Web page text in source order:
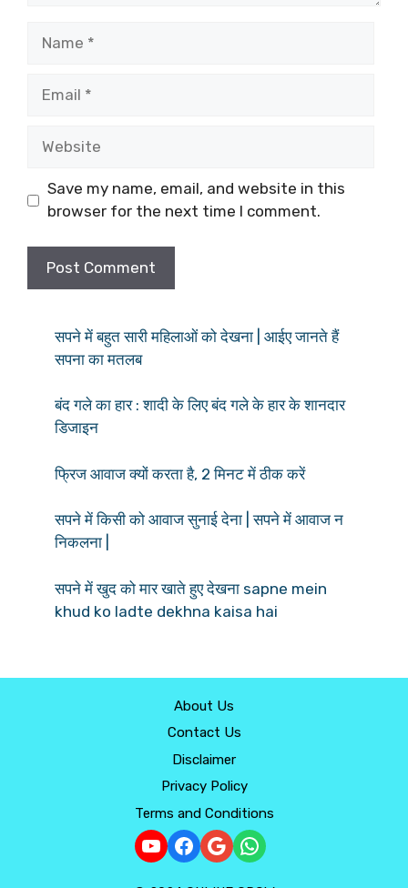
Save my name, email, and website in this
browser for the next time I comment.
सपने में बहुत सारी महिलाओं को देखना | आईए जानते हैं
सपना का मतलब
बंद गले का हार : शादी के लिए बंद गले के हार के शानदार
डिजाइन
फ्रिज आवाज क्यों करता है, 2 मिनट में ठीक करें
सपने में किसी को आवाज सुनाई देना | सपने में आवाज न
निकलना |
सपने में खुद को मार खाते हुए देखना sapne mein
khud ko ladte dekhna kaisa hai
About Us
Contact Us
Disclaimer
Privacy Policy
Terms and Conditions
YouTube
Facebook
GoogleWhatsApp